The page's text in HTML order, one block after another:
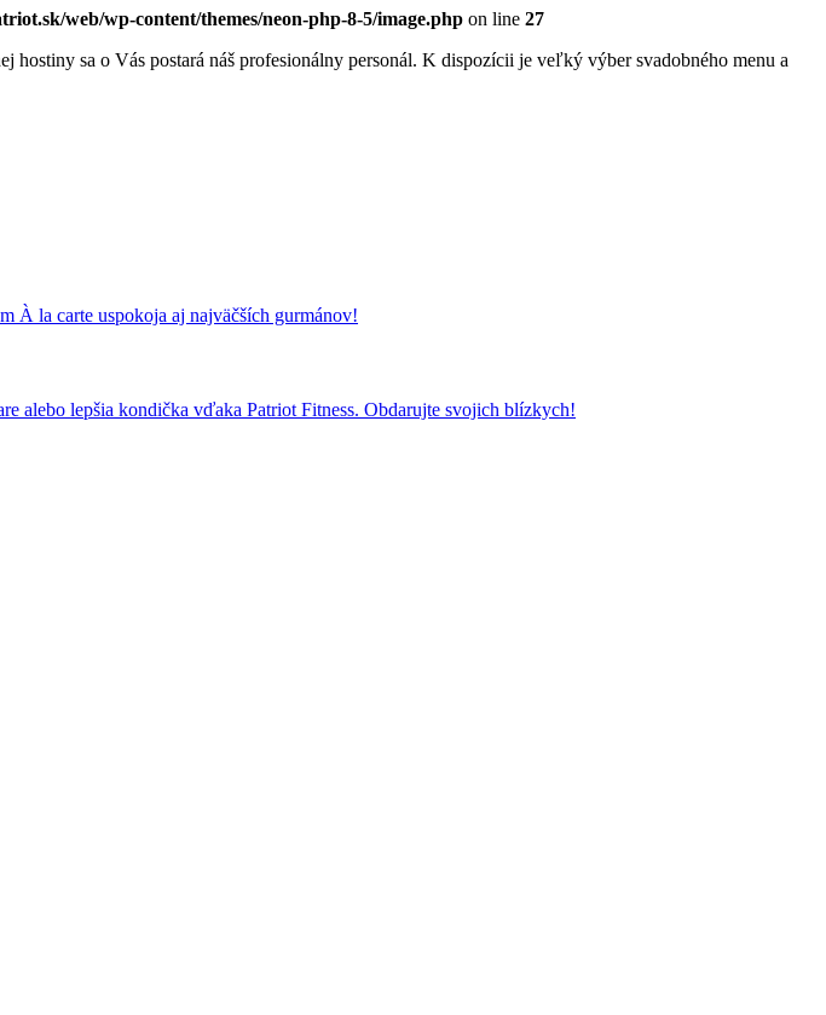
web/wp-content/themes/neon-php-8-5/image.php on line 27
sa o Vás postará náš profesionálny personál. K dispozícii je veľký výber svadobného menu a
À la carte uspokoja aj najväčších gurmánov!
alebo lepšia kondička vďaka Patriot Fitness. Obdarujte svojich blízkych!